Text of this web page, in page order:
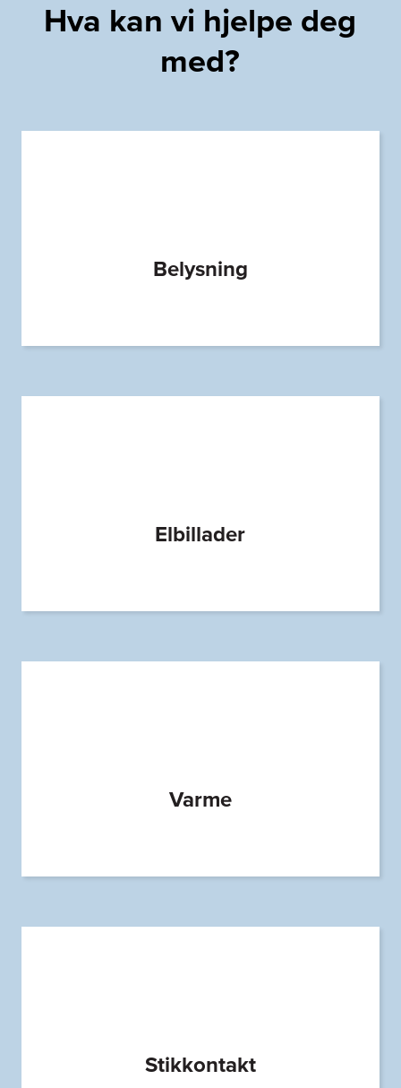
Hva kan vi hjelpe deg
med?
Belysning
Elbillader
Varme
Stikkontakt